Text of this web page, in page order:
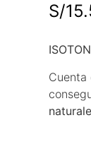
S/
Cuenta